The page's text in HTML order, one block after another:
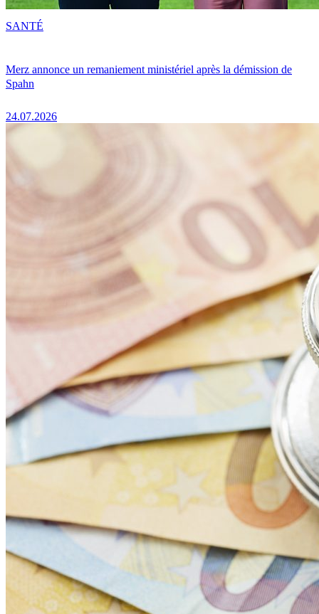
Merz annonce un remaniement ministériel après la démission de
Spahn
24.07.2026
SANTÉ